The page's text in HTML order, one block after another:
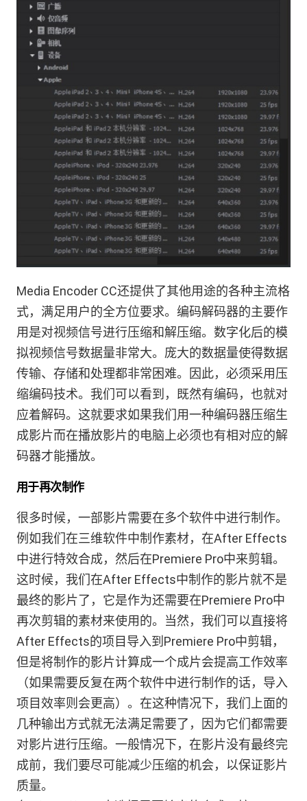
Media Encoder CC还提供了其他用途的各种主流格
式，满足用户的全方位要求。编码解码器的主要作
用是对视频信号进行压缩和解压缩。数字化后的模
拟视频信号数据量非常大。庞大的数据量使得数据
传输、存储和处理都非常困难。因此，必须采用压
缩编码技术。我们可以看到，既然有编码，也就对
应着解码。这就要求如果我们用一种编码器压缩生
成影片而在播放影片的电脑上必须也有相对应的解
码器才能播放。
用于再次制作
很多时候，一部影片需要在多个软件中进行制作。
例如我们在三维软件中制作素材，在After Effects
中进行特效合成，然后在Premiere Pro中来剪辑。
这时候，我们在After Effects中制作的影片就不是
最终的影片了，它是作为还需要在Premiere Pro中
再次剪辑的素材来使用的。当然，我们可以直接将
After Effects的项目导入到Premiere Pro中剪辑，
但是将制作的影片计算成一个成片会提高工作效率
（如果需要反复在两个软件中进行制作的话，导入
项目效率则会更高）。在这种情况下，我们上面的
几种输出方式就无法满足需要了，因为它们都需要
对影片进行压缩。一般情况下，在影片没有最终完
成前，我们要尽可能减少压缩的机会，以保证影片
质量。